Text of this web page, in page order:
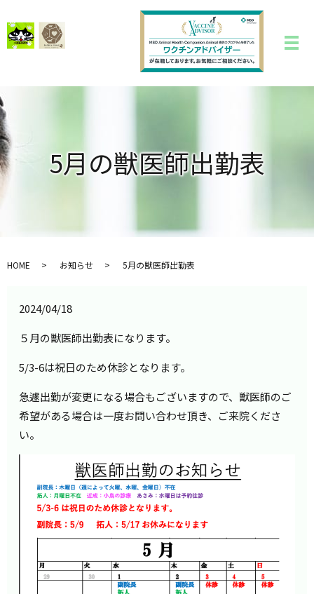
5月の獣医師出勤表
HOME お知らせ 5月の獣医師出勤表
2024/04/18
５月の獣医師出勤表になります。
5/3-6は祝日のため休診となります。
急遽出勤が変更になる場合もございますので、獣医師のご
希望がある場合は一度お問い合わせ頂き、ご来院くださ
い。